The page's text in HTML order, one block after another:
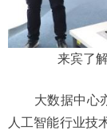
来宾了
大数据中心亦
人工智能行业技